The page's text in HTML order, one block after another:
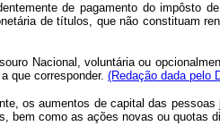
de pagamento do
de títulos, que não constituam
Nacional, voluntária ou
que corresponder. (Redação dada pelo
aumentos de capital das pessoas
como as ações novas ou quotas